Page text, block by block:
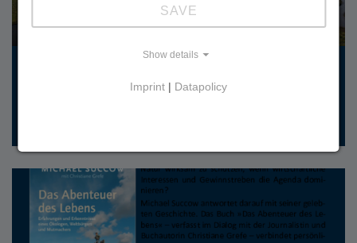
Führung durch die Karrendorfer
SAVE
Show details
Imprint | Datapolicy